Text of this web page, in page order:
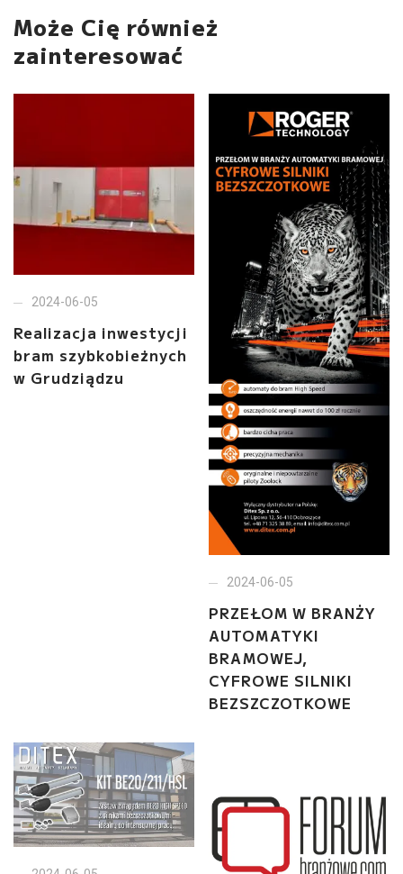
Może Cię również
zainteresować
2024-06-05
Realizacja inwestycji
bram szybkobieżnych
w Grudziądzu
2024-06-05
PRZEŁOM W BRANŻY
AUTOMATYKI
BRAMOWEJ,
CYFROWE SILNIKI
BEZSZCZOTKOWE